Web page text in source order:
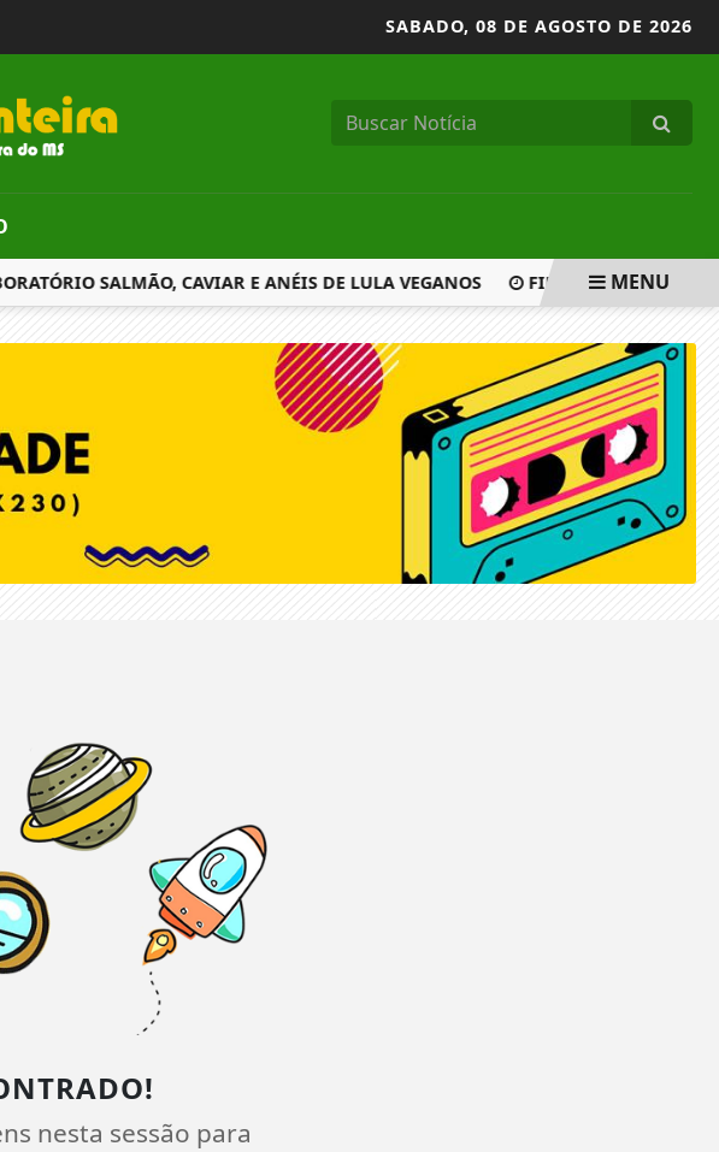
SABADO, 08 DE AGOSTO DE 2026
SALMÃO, CAVIAR E ANÉIS DE LULA VEGANOS FIES 2026: MECMENU
nesta sessão para